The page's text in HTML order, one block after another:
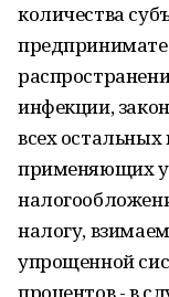
количества
инфекции,
всех
применяющих
налогу,
упрощенной